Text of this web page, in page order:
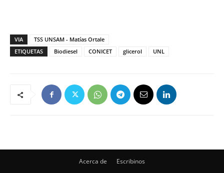
VIA
TSS UNSAM - Matías Ortale
ETIQUETAS
Biodiesel CONICET glicerol UNL
Acerca de Escribinos